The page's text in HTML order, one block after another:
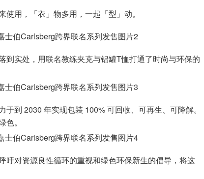
用，「衣」物多用，一起「型」动。
到实处，用联名教练夹克与铝罐T恤打通了时尚与环保的
到 2030 年实现包装 100% 可回收、可再生、可降解。
。
吁对资源良性循环的重视和绿色环保新生的倡导，将这